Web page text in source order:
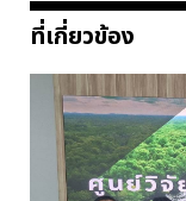
ที่เกี่ยวข้อง